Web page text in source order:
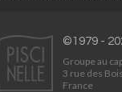
©1979 -
Groupe au
3 rue des
France